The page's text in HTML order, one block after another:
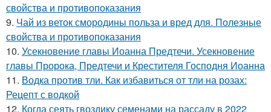
свойства и противопоказания
9. Чай из веток смородины польза и вред для. Полезные
свойства и противопоказания
10. Усекновение главы Иоанна Предтечи. Усекновение
главы Пророка, Предтечи и Крестителя Господня Иоанна
11. Водка против тли. Как избавиться от тли на розах:
Рецепт с водкой
12. Когда сеять гвоздику семенами на рассаду в 2022